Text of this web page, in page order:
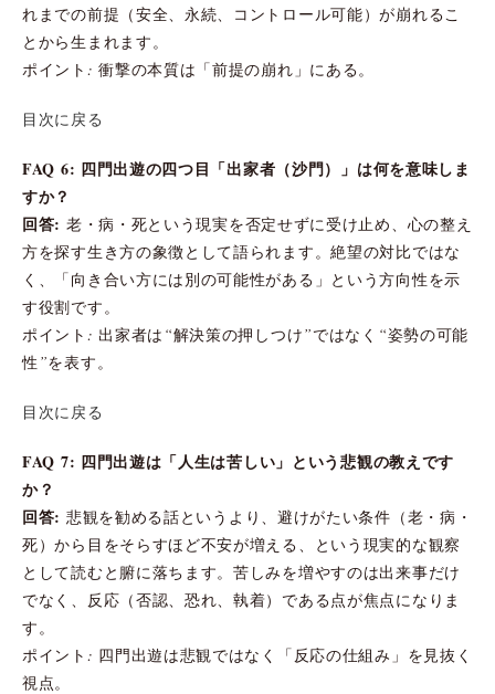
れまでの前提（安全、永続、コントロール可能）が崩れるこ
とから生まれます。
ポイント: 衝撃の本質は「前提の崩れ」にある。
目次に戻る
FAQ 6: 四門出遊の四つ目「出家者（沙門）」は何を意味しま
すか？
回答: 老・病・死という現実を否定せずに受け止め、心の整え
方を探す生き方の象徴として語られます。絶望の対比ではな
く、「向き合い方には別の可能性がある」という方向性を示
す役割です。
ポイント: 出家者は“解決策の押しつけ”ではなく“姿勢の可能
性”を表す。
目次に戻る
FAQ 7: 四門出遊は「人生は苦しい」という悲観の教えです
か？
回答: 悲観を勧める話というより、避けがたい条件（老・病・
死）から目をそらすほど不安が増える、という現実的な観察
として読むと腑に落ちます。苦しみを増やすのは出来事だけ
でなく、反応（否認、恐れ、執着）である点が焦点になりま
す。
ポイント: 四門出遊は悲観ではなく「反応の仕組み」を見抜く
視点。